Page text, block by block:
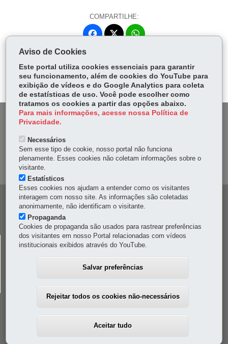
COMPARTILHE:
Fa
ok
itt
er
W
Ap
p
DENUNCIE CORRUPÇÃO
OUVIDORIA
Navegação
principal
CELEPAR
Rua Mateus Leme, 1561 - Bom Retiro-80520-174-Curitiba
MAPA
41 3200-5000
Aviso de Cookies
Este portal utiliza cookies essenciais para garantir
seu funcionamento, além de cookies do YouTube para
exibição de vídeos e do Google Analytics para coleta
de estatísticas de uso. Você pode escolher como
tratamos os cookies a partir das opções abaixo.
Para mais informações, acesse nossa Política de
Privacidade.
Necessários
Sem esse tipo de cookie, nosso portal não funciona
plenamente. Esses cookies não coletam informações sobre o
visitante.
Estatísticos
Esses cookies nos ajudam a entender como os visitantes
interagem com nosso site. As informações são coletadas
anonimamente, não identificam o visitante.
Propaganda
Cookies de propaganda são usados para rastrear preferências
dos visitantes em nosso Portal relacionadas com vídeos
institucionais exibidos através do YouTube.
Salvar preferências
Rejeitar todos os cookies não-necessários
Aceitar tudo